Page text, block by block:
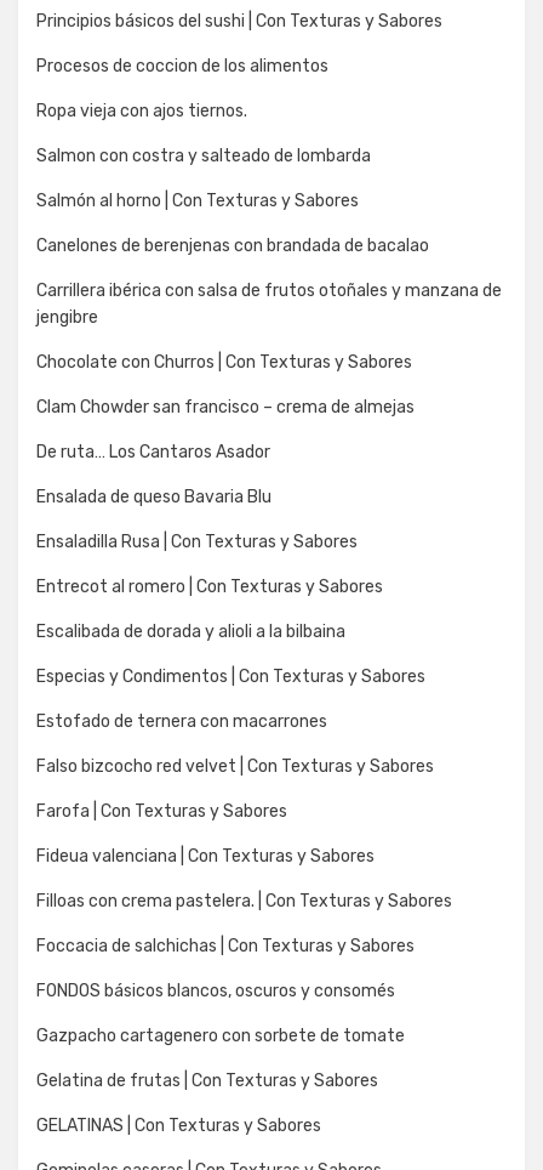
Principios básicos del sushi | Con Texturas y Sabores
Procesos de coccion de los alimentos
Ropa vieja con ajos tiernos.
Salmon con costra y salteado de lombarda
Salmón al horno | Con Texturas y Sabores
Canelones de berenjenas con brandada de bacalao
Carrillera ibérica con salsa de frutos otoñales y manzana de
jengibre
Chocolate con Churros | Con Texturas y Sabores
Clam Chowder san francisco – crema de almejas
De ruta… Los Cantaros Asador
Ensalada de queso Bavaria Blu
Ensaladilla Rusa | Con Texturas y Sabores
Entrecot al romero | Con Texturas y Sabores
Escalibada de dorada y alioli a la bilbaina
Especias y Condimentos | Con Texturas y Sabores
Estofado de ternera con macarrones
Falso bizcocho red velvet | Con Texturas y Sabores
Farofa | Con Texturas y Sabores
Fideua valenciana | Con Texturas y Sabores
Filloas con crema pastelera. | Con Texturas y Sabores
Foccacia de salchichas | Con Texturas y Sabores
FONDOS básicos blancos, oscuros y consomés
Gazpacho cartagenero con sorbete de tomate
Gelatina de frutas | Con Texturas y Sabores
GELATINAS | Con Texturas y Sabores